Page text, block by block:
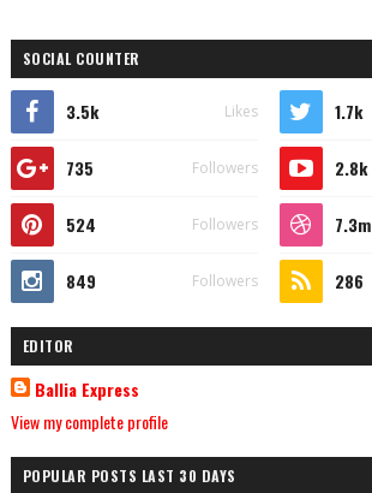
SOCIAL COUNTER
3.5k Likes 1.7k
735 Followers 2.8k
524 Followers 7.3m
849 Followers 286
EDITOR
Ballia Express
View my complete profile
POPULAR POSTS LAST 30 DAYS